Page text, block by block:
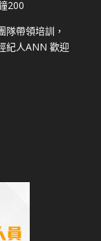
200
隊帶領培訓，
紀人ANN 歡迎